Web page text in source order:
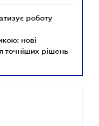
роботу
нові
точніших рішень